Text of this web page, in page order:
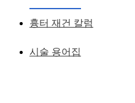
흉터 재건 칼럼
시술 용어집
황성호 원장작성일